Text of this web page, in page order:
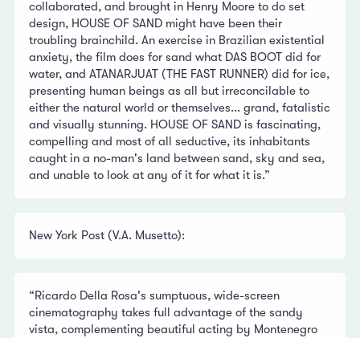
collaborated, and brought in Henry Moore to do set
design, HOUSE OF SAND might have been their
troubling brainchild. An exercise in Brazilian existential
anxiety, the film does for sand what DAS BOOT did for
water, and ATANARJUAT (THE FAST RUNNER) did for ice,
presenting human beings as all but irreconcilable to
either the natural world or themselves... grand, fatalistic
and visually stunning. HOUSE OF SAND is fascinating,
compelling and most of all seductive, its inhabitants
caught in a no-man's land between sand, sky and sea,
and unable to look at any of it for what it is.”
New York Post (V.A. Musetto):
“Ricardo Della Rosa's sumptuous, wide-screen
cinematography takes full advantage of the sandy
vista, complementing beautiful acting by Montenegro